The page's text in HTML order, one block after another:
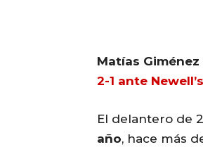
Matías
2-1 ante Newell’s
El delantero de
año, hace más